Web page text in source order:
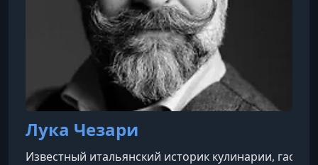
Лука Чезари
Известный итальянский историк кулинарии,